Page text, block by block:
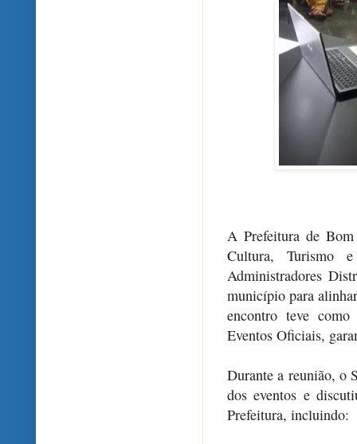
A Prefeitura de
Cultura, Turismo
Administradores
município para
encontro teve
Eventos Oficiais,
Durante a reunião, o
dos eventos e
Prefeitura, incluindo: